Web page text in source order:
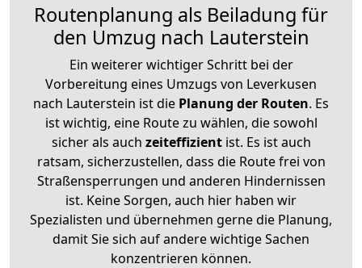
Routenplanung als Beiladung für
den Umzug nach Lauterstein
Ein weiterer wichtiger Schritt bei der
Vorbereitung eines Umzugs von Leverkusen
nach Lauterstein ist die Planung der Routen. Es
ist wichtig, eine Route zu wählen, die sowohl
sicher als auch zeiteffizientist. Es ist auch
ratsam, sicherzustellen, dass die Route frei von
Straßensperrungen und anderen Hindernissen
ist. Keine Sorgen, auch hier haben wir
Spezialisten und übernehmen gerne die Planung,
damit Sie sich auf andere wichtige Sachen
konzentrieren können.